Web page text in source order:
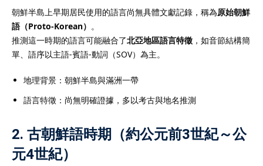
朝鮮半島上早期居民使用的語言尚無具體文獻記錄，稱為原始朝鮮
語（Proto-Korean） 。
推測這一時期的語言可能融合了北亞地區語言特徵 ，如音節結構簡
單、語序以主語-賓語-動詞（SOV）為主。
地理背景：朝鮮半島與滿洲一帶
語言特徵：尚無明確證據，多以考古與地名推測
2. 古朝鮮語時期（約公元前3世紀～公
元4世紀）